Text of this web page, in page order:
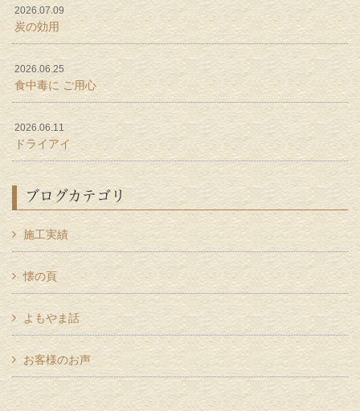
2026.07.09
炭の効用
2026.06.25
食中毒に ご用心
2026.06.11
ドライアイ
ブログカテゴリ
施工実績
懐の頁
よもやま話
お客様のお声